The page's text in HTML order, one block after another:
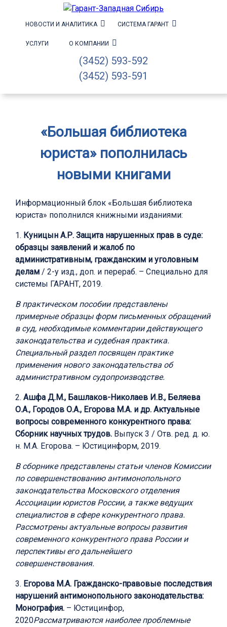
НОВОСТИ И АНАЛИТИКА СИСТЕМА ГАРАНТ
УСЛУГИ О КОМПАНИИ
(3452) 593-592
(3452) 593-591
«Большая библиотека
юриста» пополнилась
новыми книгами
Информационный блок «Большая библиотека
юриста» пополнился книжными изданиями:
1. Куницын А.Р. Защита нарушенных прав в суде:
образцы заявлений и жалоб по
административным, гражданским и уголовным
делам / 2-у изд., доп. и перераб. – Специально для
системы ГАРАНТ, 2019.
В практическом пособии представлены
примерные образцы форм письменных обращений
в суд, необходимые комментарии действующего
законодательства и судебная практика.
Специальный раздел посвящен практике
применения нового законодательства об
административном судопроизводстве.
2. Ашфа Д.М., Башлаков-Николаев И.В., Беляева
О.А., Городов О.А., Егорова М.А. и др. Актуальные
вопросы современного конкурентного права:
Сборник научных трудов. Выпуск 3 / Отв. ред. д. ю.
н. М.А. Егорова. – Юстицинформ, 2019.
В сборнике представлены статьи членов Комиссии
по совершенствованию антимонопольного
законодательства Московского отделения
Ассоциации юристов России, а также ведущих
специалистов в сфере конкурентного права.
Рассмотрены актуальные вопросы развития
современного конкурентного права России и
перспективы его дальнейшего
совершенствования.
3. Егорова М.А. Гражданско-правовые последствия
нарушений антимонопольного законодательства:
Монография. – Юстицинфор,
2020Рассматриваются наиболее проблемные